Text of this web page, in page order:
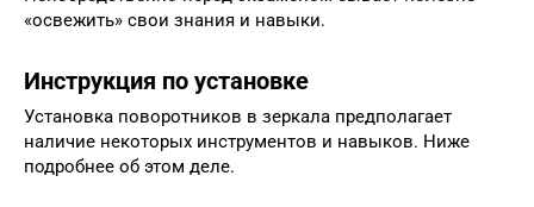
«освежить» свои знания и навыки.
Инструкция по установке
Установка поворотников в зеркала предполагает
наличие некоторых инструментов и навыков. Ниже
подробнее об этом деле.